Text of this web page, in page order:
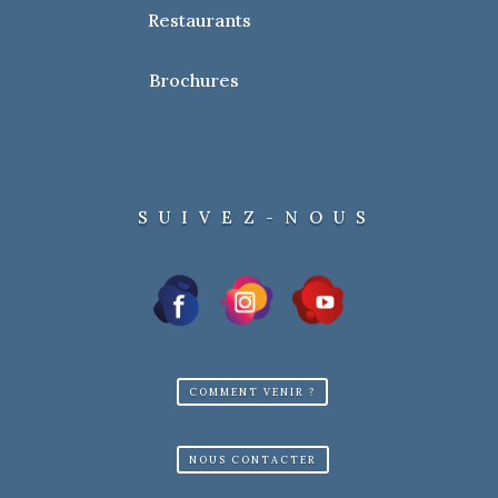
Restaurants
Brochures
SUIVEZ-NOUS
COMMENT VENIR ?
NOUS CONTACTER